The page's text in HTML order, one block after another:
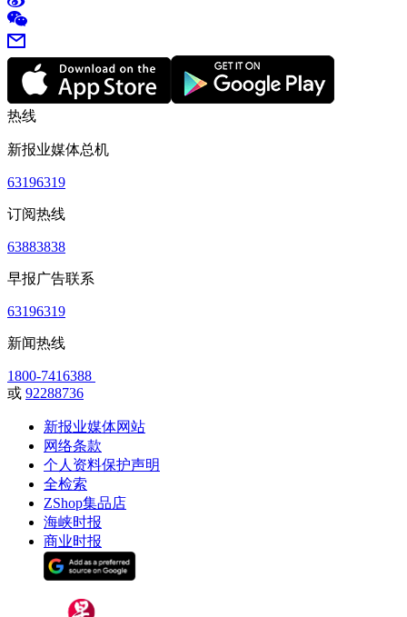
热线
新报业媒体总机
63196319
订阅热线
63883838
早报广告联系
63196319
新闻热线
1800-7416388
或 92288736
新报业媒体网站
网络条款
个人资料保护声明
全检索
ZShop集品店
海峡时报
商业时报